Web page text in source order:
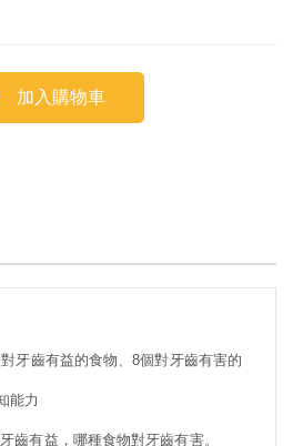
加入購物車
牙齒有益的食物、8個對牙齒有害的
能力
齒有益，哪種食物對牙齒有害。